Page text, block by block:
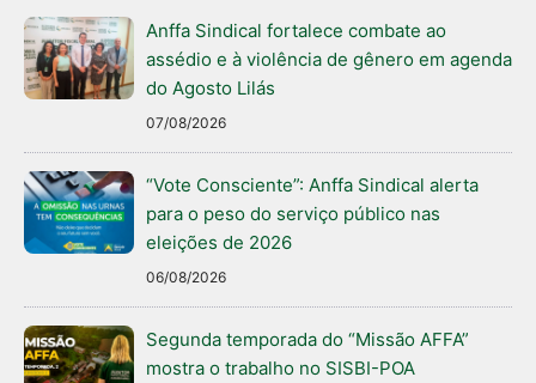
Anffa Sindical fortalece combate ao
assédio e à violência de gênero em agenda
do Agosto Lilás
07/08/2026
“Vote Consciente”: Anffa Sindical alerta
para o peso do serviço público nas
eleições de 2026
06/08/2026
Segunda temporada do “Missão AFFA”
mostra o trabalho no SISBI-POA